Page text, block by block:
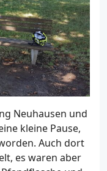
Neuhausen und
kleine Pause,
Auch dort
es waren aber